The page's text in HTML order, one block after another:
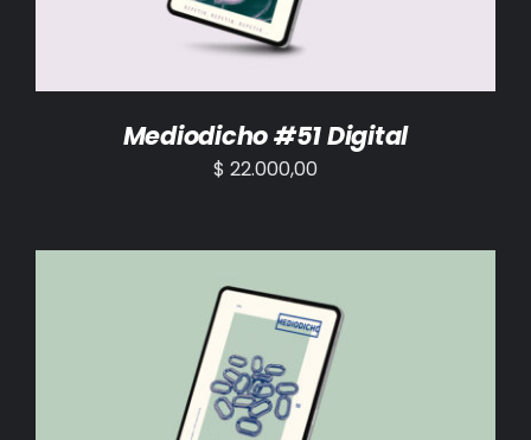
Mediodicho #51 Digital
$ 22.000,00
AÑADIR AL CARRITO /